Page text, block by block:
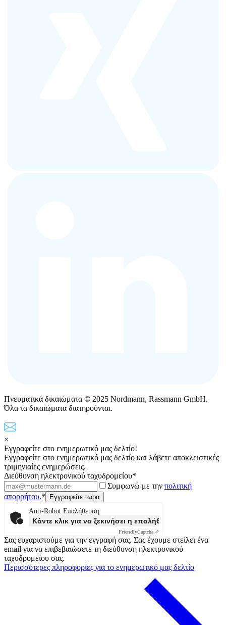
Πνευματικά δικαιώματα © 2025 Nordmann, Rassmann GmbH.
Όλα τα δικαιώματα διατηρούνται.
×
Εγγραφείτε στο ενημερωτικό μας δελτίο!
Εγγραφείτε στο ενημερωτικό μας δελτίο και λάβετε αποκλειστικές
τριμηνιαίες ενημερώσεις.
Διεύθυνση ηλεκτρονικού ταχυδρομείου*
Συμφωνώ με την πολιτική
απορρήτου.*
Anti-Robot Επαλήθευση
Κάντε κλικ για να ξεκινήσει η επαλήθευσης
FriendlyCaptcha ⇗
Σας ευχαριστούμε για την εγγραφή σας. Σας έχουμε στείλει ένα
email για να επιβεβαιώσετε τη διεύθυνση ηλεκτρονικού
ταχυδρομείου σας.
Περισσότερες πληροφορίες για το ενημερωτικό μας δελτίο